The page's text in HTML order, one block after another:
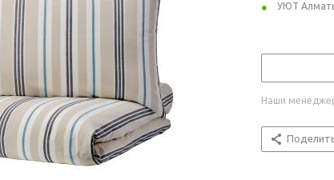
УЮТ
Наши